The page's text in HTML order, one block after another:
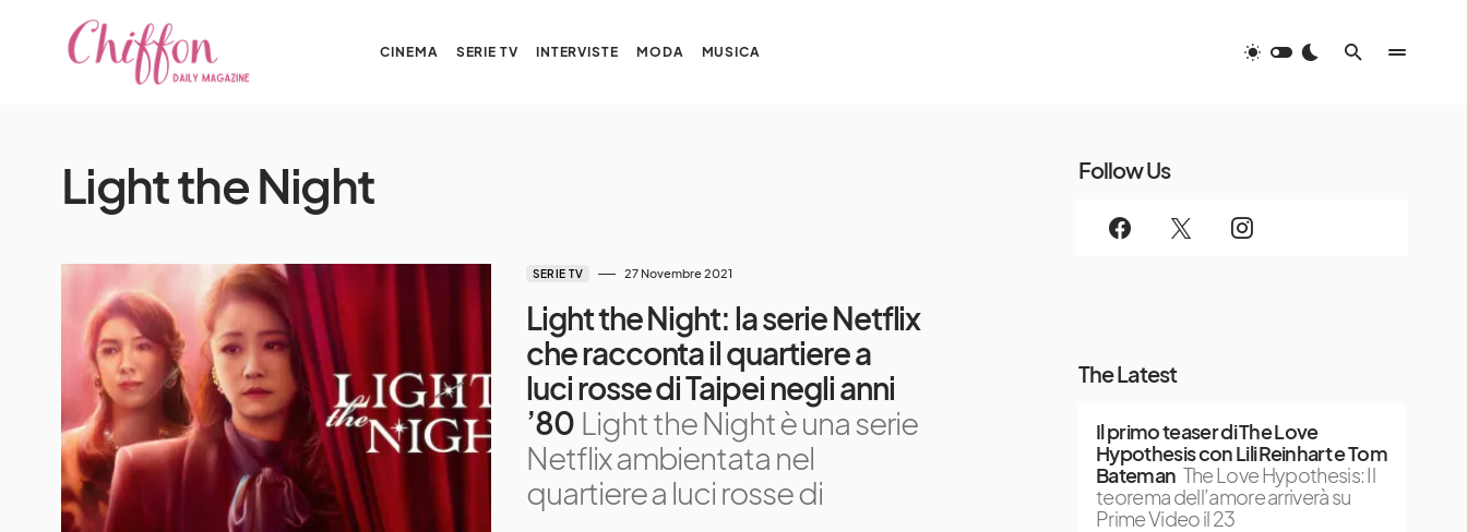
CINEMA SERIE TV INTERVISTE MODA MUSICA
Light the Night
SERIE TV 27 Novembre 2021
Light the Night: la serie Netflix
che racconta il quartiere a
luci rosse di Taipei negli anni
’80 Light the Night è una serie
Netflix ambientata nel
quartiere a luci rosse di
Follow Us
The Latest
Il primo teaser di The Love
Hypothesis con Lili Reinhart e Tom
Bateman The Love Hypothesis: Il
teorema dell’amore arriverà su
Prime Video il 23